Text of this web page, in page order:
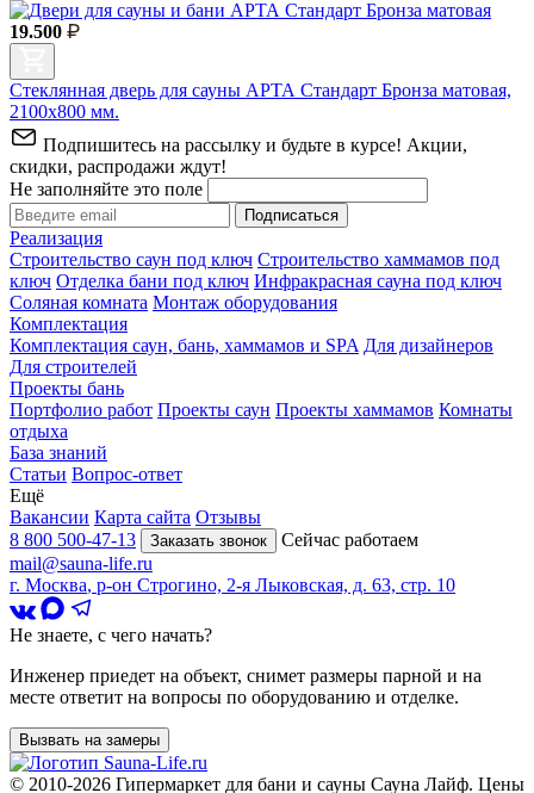
19.500
Стеклянная дверь для сауны АРТА Стандарт Бронза матовая,
2100х800 мм.
Подпишитесь на рассылку и будьте в курсе! Акции,
скидки, распродажи ждут!
Не заполняйте это поле
Подписаться
Реализация
Строительство саун под ключ Строительство хаммамов под
ключ Отделка бани под ключ Инфракрасная сауна под ключ
Соляная комната Монтаж оборудования
Комплектация
Комплектация саун, бань, хаммамов и SPA Для дизайнеров
Для строителей
Проекты бань
Портфолио работ Проекты саун Проекты хаммамов Комнаты
отдыха
База знаний
Статьи Вопрос-ответ
Ещё
Вакансии Карта сайта Отзывы
8 800 500-47-13
Заказать звонок
Сейчас работаем
mail@sauna-life.ru
г. Москва, р-он Строгино, 2-я Лыковская, д. 63, стр. 10
Не знаете, с чего начать?
Инженер приедет на объект, снимет размеры парной и на
месте ответит на вопросы по оборудованию и отделке.
Вызвать на замеры
© 2010-2026 Гипермаркет для бани и сауны Сауна Лайф. Цены